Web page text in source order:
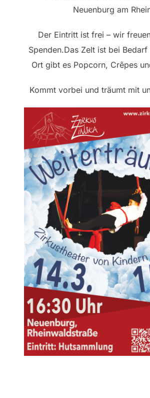
Neuenburg am
Der Eintritt ist frei – wir
Spenden.Das Zelt ist bei
Ort gibt es Popcorn, Crêpes
Kommt vorbei und träumt mit